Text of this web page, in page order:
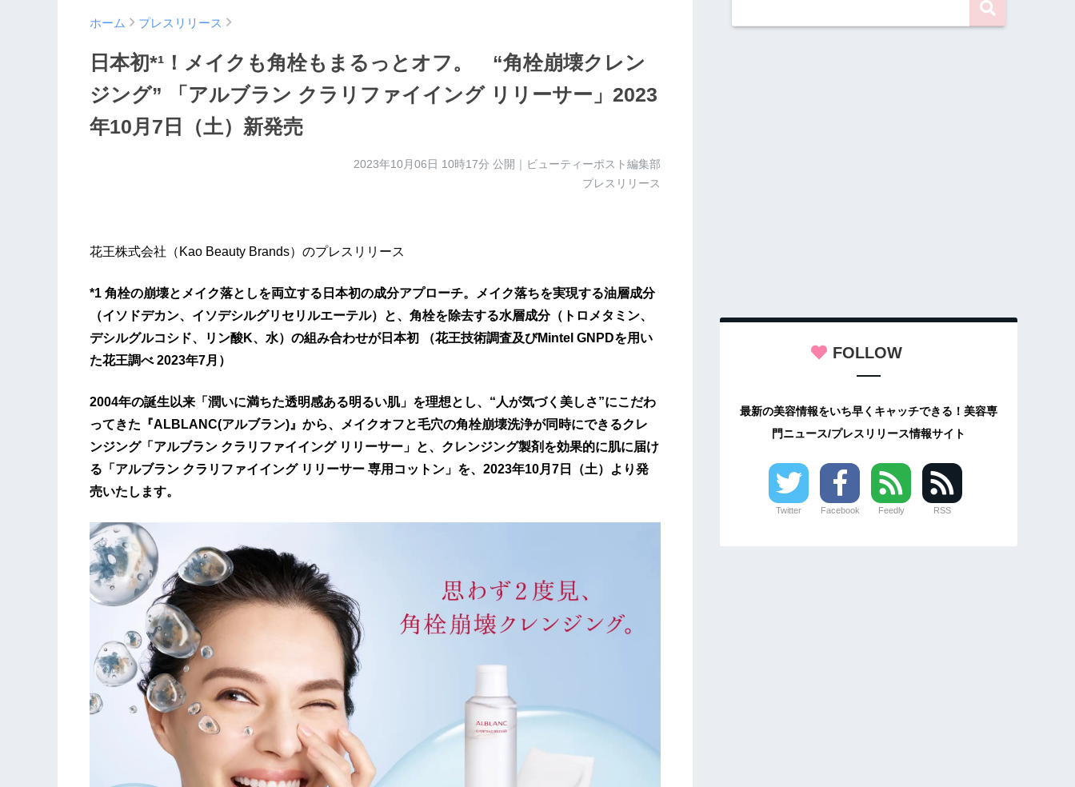
ホーム プレスリリース
日本初*¹！メイクも角栓もまるっとオフ。 “角栓崩壊クレン
ジング” 「アルブラン クラリファイイング リリーサー」2023
年10月7日（土）新発売
2023年10月06日 10時17分 公開｜ビューティーポスト編集部
プレスリリース
花王株式会社（Kao Beauty Brands）のプレスリリース
*1 角栓の崩壊とメイク落としを両立する日本初の成分アプローチ。メイク落ちを実現する油層成分
（イソドデカン、イソデシルグリセリルエーテル）と、角栓を除去する水層成分（トロメタミン、
デシルグルコシド、リン酸K、水）の組み合わせが日本初 （花王技術調査及びMintel GNPDを用い
た花王調べ 2023年7月）
2004年の誕生以来「潤いに満ちた透明感ある明るい肌」を理想とし、“人が気づく美しさ”にこだわ
ってきた『ALBLANC(アルブラン)』から、メイクオフと毛穴の角栓崩壊洗浄が同時にできるクレ
ンジング「アルブラン クラリファイイング リリーサー」と、クレンジング製剤を効果的に肌に届け
る「アルブラン クラリファイイング リリーサー 専用コットン」を、2023年10月7日（土）より発
売いたします。
FOLLOW
最新の美容情報をいち早くキャッチできる！美容専
門ニュース/プレスリリース情報サイト
Twitter Facebook Feedly RSS